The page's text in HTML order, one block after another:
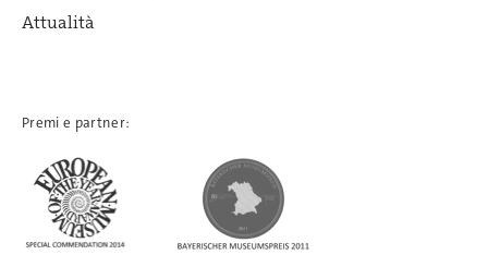
Attualità
Premi e partner: